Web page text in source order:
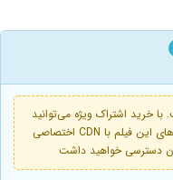
خرید اشتراک ویژه می‌توانید
هر 2 ساعت یک‌بار درخواست همگام‌سازی لینک‌های این فیلم با CDN اختصاصی
آن دسترسی خواهید داشت